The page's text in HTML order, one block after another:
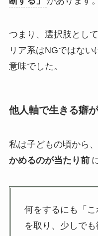
つまり、選択肢とし
リア系はNGではない
意味でした。
他人軸で生きる癖
私は子どもの頃から、
かめるのが当たり前
何をするにも「
を取り、少しで